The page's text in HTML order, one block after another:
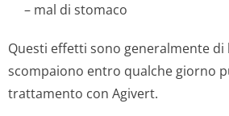
– mal di stomaco
Questi effetti sono generalmente di
scompaiono entro qualche giorno
trattamento con Agivert.